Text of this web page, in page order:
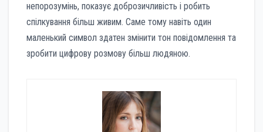
непорозумінь, показує доброзичливість і робить
спілкування більш живим. Саме тому навіть один
маленький символ здатен змінити тон повідомлення та
зробити цифрову розмову більш людяною.